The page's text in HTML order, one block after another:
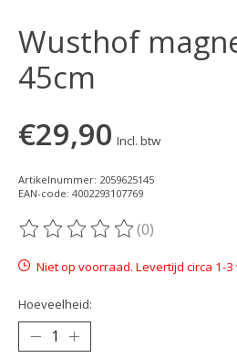
Wusthof
45cm
€29,90 Incl. btw
Artikelnummer: 2059625145
EAN-code: 4002293107769
De beoordeling van dit product
(0)
Niet op voorraad. Levertijd circa 1-3
Hoeveelheid: